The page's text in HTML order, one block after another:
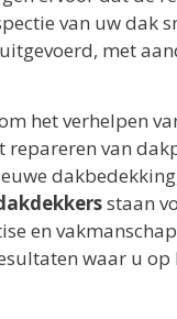
van uw dak
met
het verhelpen
repareren van
staan
en
waar u op